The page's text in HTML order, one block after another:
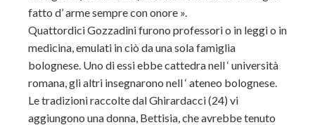
fatto d’ arme sempre con onore ».
Quattordici Gozzadini furono professori o in leggi o in
medicina, emulati in ciò da una sola famiglia
bolognese. Uno di essi ebbe cattedra nell ‘ università
romana, gli altri insegnarono nell ‘ ateneo bolognese.
Le tradizioni raccolte dal Ghirardacci (24) vi
aggiungono una donna, Bettisia, che avrebbe tenuto